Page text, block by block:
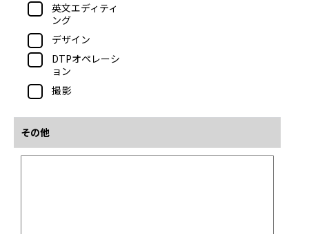
英文エディティ
ング
デザイン
DTPオペレーシ
ョン
撮影
その他